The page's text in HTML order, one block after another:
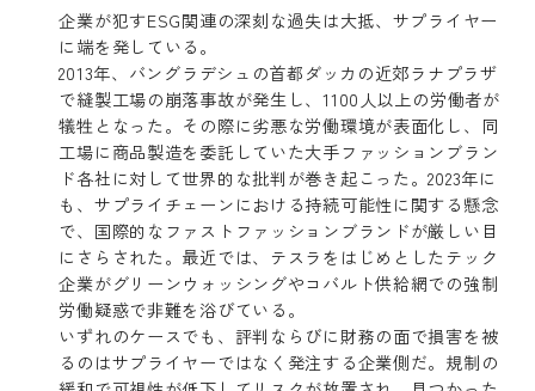
企業が犯すESG関連の深刻な過失は大抵、サプライヤー
に端を発している。
2013年、バングラデシュの首都ダッカの近郊ラナプラザ
で縫製工場の崩落事故が発生し、1100人以上の労働者が
犠牲となった。その際に劣悪な労働環境が表面化し、同
工場に商品製造を委託していた大手ファッションブラン
ド各社に対して世界的な批判が巻き起こった。2023年に
も、サプライチェーンにおける持続可能性に関する懸念
で、国際的なファストファッションブランドが厳しい目
にさらされた。最近では、テスラをはじめとしたテック
企業がグリーンウォッシングやコバルト供給網での強制
労働疑惑で非難を浴びている。
いずれのケースでも、評判ならびに財務の面で損害を被
るのはサプライヤーではなく発注する企業側だ。規制の